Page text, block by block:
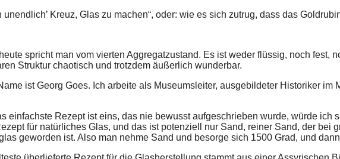
unendlich’ Kreuz, Glas zu machen“, oder: wie es sich zutrug, dass das
spricht man vom vierten Aggregatzustand. Es ist weder flüssig, noch fest,
Struktur chaotisch und trotzdem äußerlich wunderbar.
ist Georg Goes. Ich arbeite als Museumsleiter, ausgebildeter Historiker im
einfachste Rezept ist eins, das nie bewusst aufgeschrieben wurde, würde ich
für natürliches Glas, und das ist potenziell nur Sand, reiner Sand, der bei
geworden ist. Also man nehme Sand und besorge sich 1500 Grad, und